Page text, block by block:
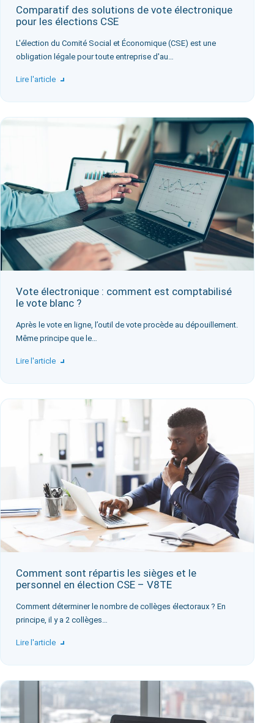
Comparatif des solutions de vote électronique
pour les élections CSE
L'élection du Comité Social et Économique (CSE) est une
obligation légale pour toute entreprise d'au…
Lire l'article
Vote électronique : comment est comptabilisé
le vote blanc ?
Après le vote en ligne, l’outil de vote procède au dépouillement.
Même principe que le…
Lire l'article
Comment sont répartis les sièges et le
personnel en élection CSE – V8TE
‍Comment déterminer le nombre de collèges électoraux ? En
principe, il y a 2 collèges…
Lire l'article